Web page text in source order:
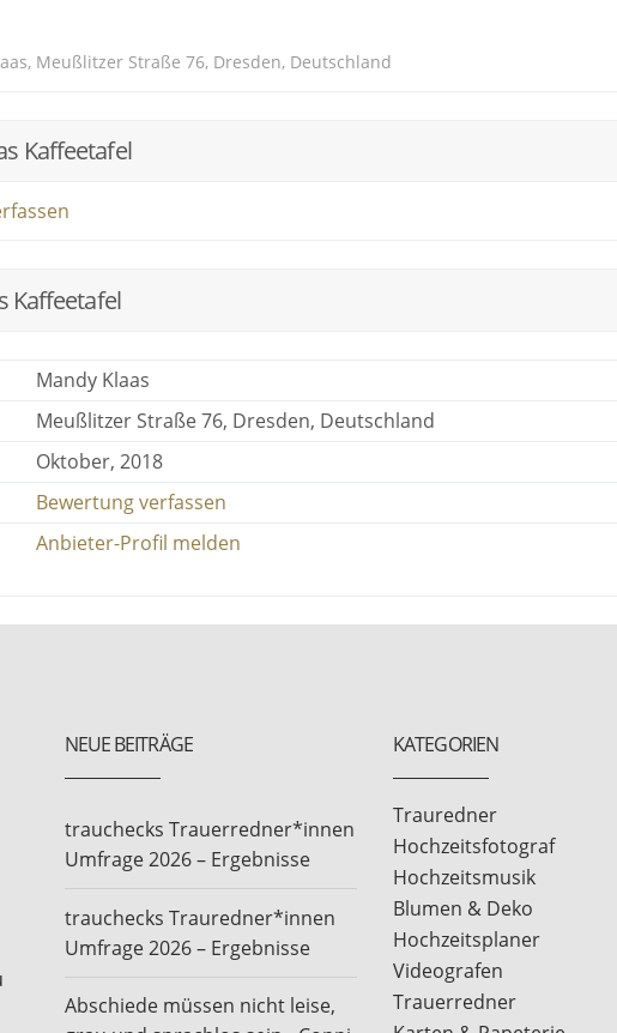
Meußlitzer Straße 76, Dresden, Deutschland
Kaffeetafel
Kaffeetafel
Mandy Klaas
Meußlitzer Straße 76, Dresden, Deutschland
Oktober, 2018
Bewertung verfassen
Anbieter-Profil melden
NEUE BEITRÄGE
trauchecks Trauerredner*innen
Umfrage 2026 – Ergebnisse
trauchecks Trauredner*innen
Umfrage 2026 – Ergebnisse
Abschiede müssen nicht leise,
KATEGORIEN
Trauredner
Hochzeitsfotograf
Hochzeitsmusik
Blumen & Deko
Hochzeitsplaner
Videografen
Trauerredner